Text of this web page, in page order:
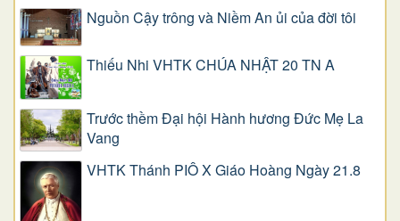
Nguồn Cậy trông và Niềm An ủi của đời tôi
Thiếu Nhi VHTK CHÚA NHẬT 20 TN A
Trước thềm Đại hội Hành hương Đức Mẹ La
Vang
VHTK Thánh PIÔ X Giáo Hoàng Ngày 21.8